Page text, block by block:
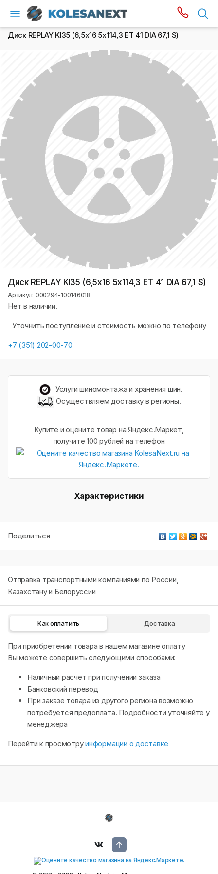
Диск REPLAY KI35 (6,5х16 5x114,3 ET 41 DIA 67,1 S)
Диск REPLAY KI35 (6,5х16 5x114,3 ET 41 DIA 67,1 S)
Артикул: 000294-100146018
Нет в наличии.
Уточнить поступление и стоимость можно по телефону
+7 (351) 202-00-70
Услуги шиномонтажа и хранения шин.
Осуществляем доставку в регионы.
Купите и оцените товар на Яндекс.Маркет,
получите 100 рублей на телефон
Характеристики
Поделиться
Отправка транспортными компаниями по России,
Казахстану и Белоруссии
Как оплатить Доставка
При приобретении товара в нашем магазине оплату
Вы можете совершить следующими способами:
Наличный расчёт при получении заказа
Банковский перевод
При заказе товара из другого региона возможно
потребуется предоплата. Подробности уточняйте у
менеджера
Перейти к просмотруинформации о доставке